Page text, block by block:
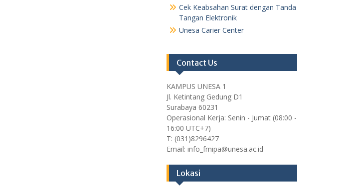
Cek Keabsahan Surat dengan Tanda
Tangan Elektronik
Unesa Carier Center
Contact Us
KAMPUS UNESA 1
Jl. Ketintang Gedung D1
Surabaya 60231
Operasional Kerja: Senin - Jumat (08:00 -
16:00 UTC+7)
T: (031)8296427
Email: info_fmipa@unesa.ac.id
Lokasi